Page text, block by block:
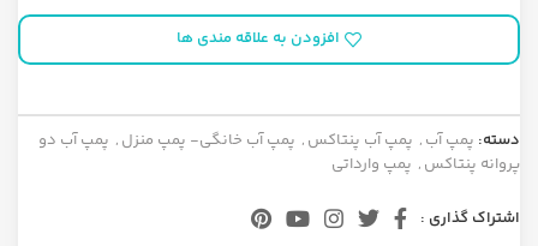
افزودن به علاقه مندی ها
دسته: پمپ آب , پمپ آب پنتاکس , پمپ آب خانگی- پمپ منزل , پمپ آب دو
پروانه پنتاکس , پمپ وارداتی
اشتراک گذاری :